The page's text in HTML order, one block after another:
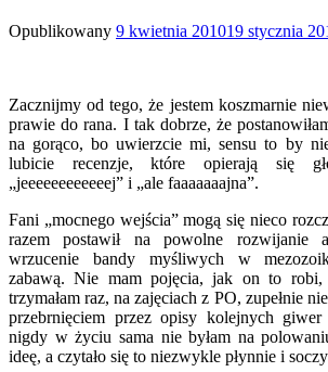
Opublikowany 9 kwietnia 201019 stycznia
Zacznijmy od tego, że jestem koszmarnie
prawie do rana. I tak dobrze, że
na gorąco, bo uwierzcie mi, sensu to by
lubicie recenzje, które opierają się
„jeeeeeeeeeeeej” i „ale faaaaaaajna”.
Fani „mocnego wejścia” mogą się nieco
razem postawił na powolne rozwijanie
wrzucenie bandy myśliwych w
zabawą. Nie mam pojęcia, jak on to robi,
trzymałam raz, na zajęciach z PO, zupełnie
przebrnięciem przez opisy kolejnych
nigdy w życiu sama nie byłam na
ideę, a czytało się to niezwykle płynnie i